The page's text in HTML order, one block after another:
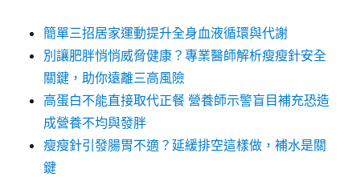
簡單三招居家運動提升全身血液循環與代謝
別讓肥胖悄悄威脅健康？專業醫師解析瘦瘦針安全
關鍵，助你遠離三高風險
高蛋白不能直接取代正餐 營養師示警盲目補充恐造
成營養不均與發胖
瘦瘦針引發腸胃不適？延緩排空這樣做，補水是關
鍵